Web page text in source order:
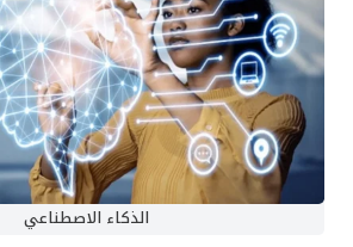
الذكاء الاصطناعي